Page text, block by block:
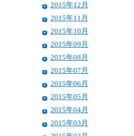
2015年12月
2015年11月
2015年10月
2015年09月
2015年08月
2015年07月
2015年06月
2015年05月
2015年04月
2015年03月